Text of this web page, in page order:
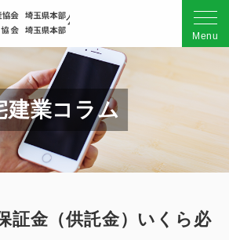
公益社団法人 全日本不動
Menu
建業コラム
証金（供託金）いくら必